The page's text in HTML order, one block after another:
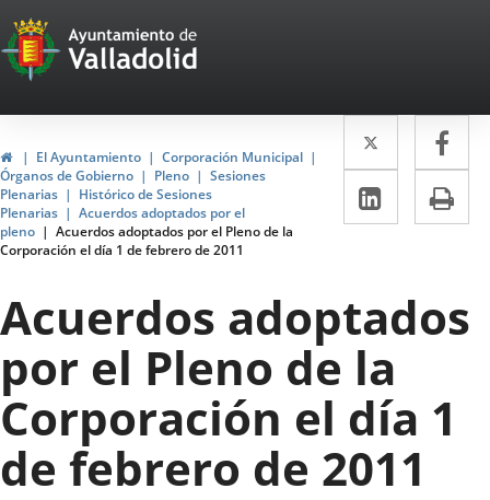
Portal
Web
del
Ayuntamiento
de
Valladolid
InicioEl Ayuntamiento
Corporación Municipal
Órganos de Gobierno
Pleno
Sesiones
Plenarias
Histórico de Sesiones
Plenarias
Acuerdos adoptados por el
pleno
Acuerdos adoptados por el Pleno de la
Corporación el día 1 de febrero de 2011
Twitter
Enlace
a
una
a
LinkedIn
Enlace
a
externa.
Acuerdos adoptados
por el Pleno de la
Corporación el día 1
de febrero de 2011